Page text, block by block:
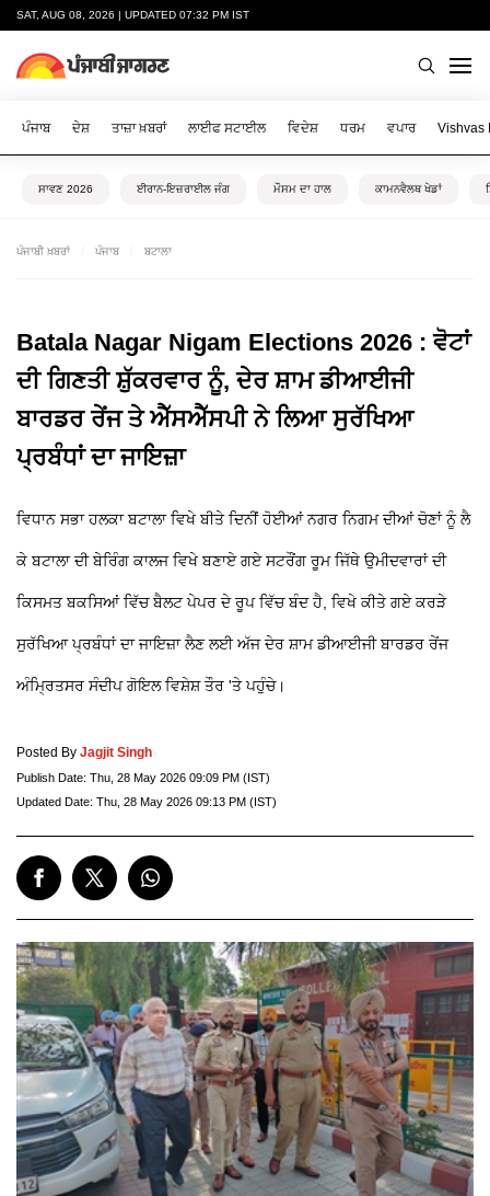
SAT, AUG 08, 2026 | UPDATED 07:32 PM IST
ਪੰਜਾਬ ਦੇਸ਼ ਤਾਜ਼ਾ ਖ਼ਬਰਾਂ ਲਾਈਫ ਸਟਾਈਲ ਵਿਦੇਸ਼ ਧਰਮ ਵਪਾਰ Vishvas
ਸਾਵਣ 2026 ਈਰਾਨ-ਇਜ਼ਰਾਈਲ ਜੰਗ ਮੌਸਮ ਦਾ ਹਾਲ ਕਾਮਨਵੈਲਥ ਖੇਡਾਂ
ਪੰਜਾਬੀ ਖ਼ਬਰਾਂ ਪੰਜਾਬ ਬਟਾਲਾ
Batala Nagar Nigam Elections 2026 : ਵੋਟਾਂ
ਦੀ ਗਿਣਤੀ ਸ਼ੁੱਕਰਵਾਰ ਨੂੰ, ਦੇਰ ਸ਼ਾਮ ਡੀਆਈਜੀ
ਬਾਰਡਰ ਰੇਂਜ ਤੇ ਐੱਸਐੱਸਪੀ ਨੇ ਲਿਆ ਸੁਰੱਖਿਆ
ਪ੍ਰਬੰਧਾਂ ਦਾ ਜਾਇਜ਼ਾ
ਵਿਧਾਨ ਸਭਾ ਹਲਕਾ ਬਟਾਲਾ ਵਿਖੇ ਬੀਤੇ ਦਿਨੀਂ ਹੋਈਆਂ ਨਗਰ ਨਿਗਮ ਦੀਆਂ ਚੋਣਾਂ ਨੂੰ ਲੈ
ਕੇ ਬਟਾਲਾ ਦੀ ਬੇਰਿੰਗ ਕਾਲਜ ਵਿਖੇ ਬਣਾਏ ਗਏ ਸਟਰੌਂਗ ਰੂਮ ਜਿੱਥੇ ਉਮੀਦਵਾਰਾਂ ਦੀ
ਕਿਸਮਤ ਬਕਸਿਆਂ ਵਿੱਚ ਬੈਲਟ ਪੇਪਰ ਦੇ ਰੂਪ ਵਿੱਚ ਬੰਦ ਹੈ, ਵਿਖੇ ਕੀਤੇ ਗਏ ਕਰੜੇ
ਸੁਰੱਖਿਆ ਪ੍ਰਬੰਧਾਂ ਦਾ ਜਾਇਜ਼ਾ ਲੈਣ ਲਈ ਅੱਜ ਦੇਰ ਸ਼ਾਮ ਡੀਆਈਜੀ ਬਾਰਡਰ ਰੇਂਜ
ਅੰਮ੍ਰਿਤਸਰ ਸੰਦੀਪ ਗੋਇਲ ਵਿਸ਼ੇਸ਼ ਤੌਰ 'ਤੇ ਪਹੁੰਚੇ।
Posted By Jagjit Singh
Publish Date: Thu, 28 May 2026 09:09 PM (IST)
Updated Date: Thu, 28 May 2026 09:13 PM (IST)